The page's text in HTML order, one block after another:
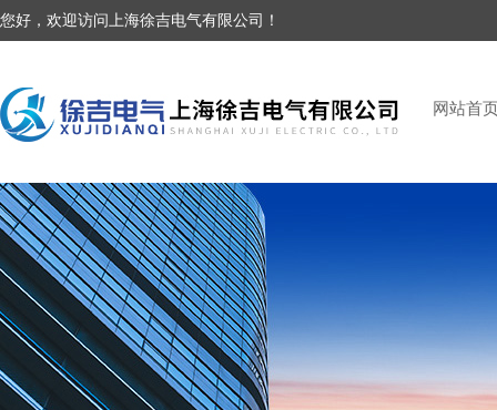
您好，欢迎访问上海徐吉电气有限公司！
网站首